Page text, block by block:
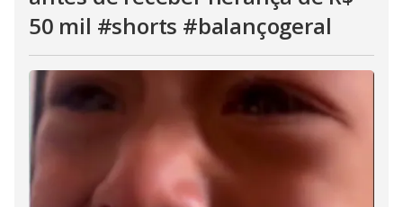
50 mil #shorts #balançogeral